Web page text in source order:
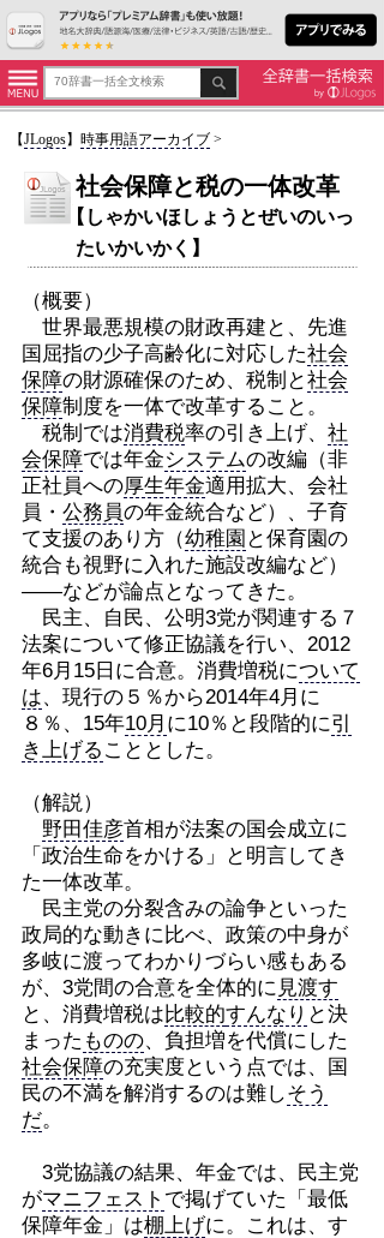
【JLogos】 時事用語アーカイブ>
社会保障と税の一体改革
【しゃかいほしょうとぜいのいっ
たいかいかく】
（概要）
世界最悪規模の財政再建と、先進
国屈指の少子高齢化に対応した社会
保障の財源確保のため、税制と社会
保障制度を一体で改革すること。
税制では消費税率の引き上げ、 社
会保障では年金システムの改編（非
正社員への厚生年金適用拡大、会社
員・ 公務員の年金統合など）、子育
て支援のあり方（幼稚園 と保育園の
統合も視野に入れた施設改編など）
――などが論点となってきた。
民主、自民、公明3党が関連する７
法案について修正協議を行い、2012
年6月15日に合意。消費増税について
は、現行の５％から2014年4月に
８％、15年10月 に10％と段階的に引
き上げる こととした。
（解説）
野田佳彦首相が法案の国会成立に
「政治生命をかける」と明言してき
た一体改革。
民主党の分裂含みの論争といった
政局的な動きに比べ、政策の中身が
多岐に渡ってわかりづらい感もある
が、3党間の合意を全体的に 見渡す
と、消費増税は比較的すんなり と決
まった ものの、負担増を代償にした
社会保障の充実度という点では、国
民の不満を解消するのは難しそう
だ。
3党協議の結果、年金では、民主党
がマニフェスト で掲げていた「最低
保障年金」は棚上げに。これは、す